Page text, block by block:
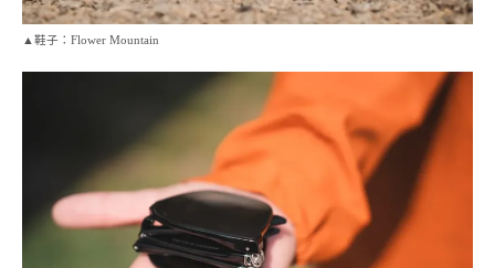
▲鞋子：Flower Mountain